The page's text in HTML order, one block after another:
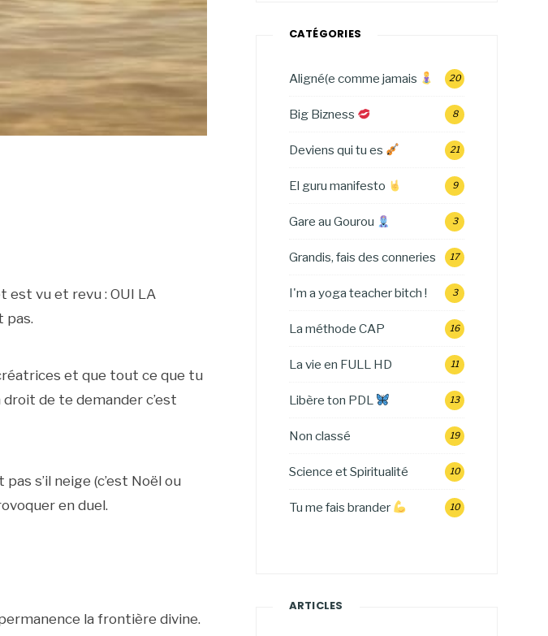
est vu et revu : OUI LA
pas.
et que tout ce que tu
de te demander c’est
s’il neige (c’est Noël ou
en duel.
la frontière divine.
CATÉGORIES
Aligné(e comme jamais 20
Big Bizness 8
Deviens qui tu es 21
El guru manifesto 9
Gare au Gourou 3
Grandis, fais des conneries 17
I'm a yoga teacher bitch ! 3
La méthode CAP 16
La vie en FULL HD 11
Libère ton PDL 13
Non classé 19
Science et Spiritualité 10
Tu me fais brander 10
ARTICLES